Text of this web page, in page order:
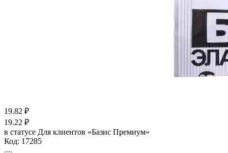
19.82 ₽
19.22 ₽
в статусе Для клиентов «Базис Премиум»
Код: 17285